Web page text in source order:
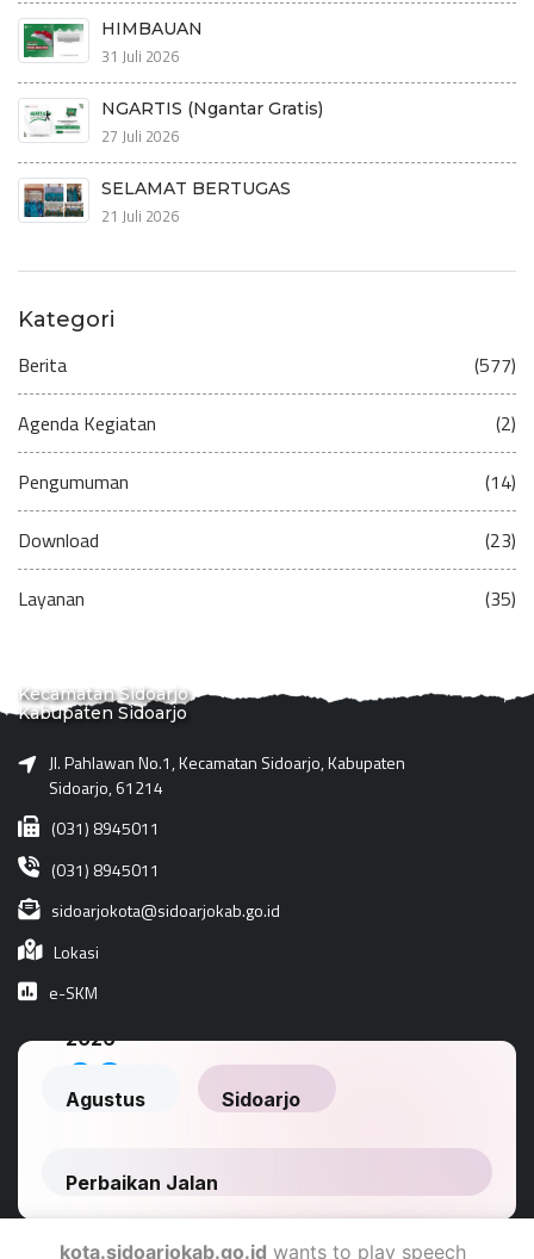
HIMBAUAN
31 Juli 2026
NGARTIS (Ngantar Gratis)
27 Juli 2026
SELAMAT BERTUGAS
21 Juli 2026
Kategori
Berita (577)
Agenda Kegiatan (2)
Pengumuman (14)
Download (23)
Layanan (35)
Kecamatan Sidoarjo
Kabupaten Sidoarjo
Jl. Pahlawan No.1, Kecamatan Sidoarjo, Kabupaten
Sidoarjo, 61214
(031) 8945011
(031) 8945011
sidoarjokota@sidoarjokab.go.id
Lokasi
e-SKM
kota.sidoarjokab.go.id wants to play speech